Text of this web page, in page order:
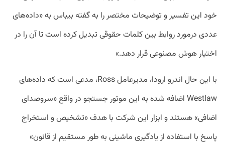
خود این تفسیر و توضیحات مختصر را به گفته بیباس به «داده‌های
عددی درمورد روابط بین کلمات حقوقی تبدیل کرده است تا آن را در
اختیار هوش مصنوعی قرار دهد.»
با این حال اندرو ارودا، مدیرعامل Ross، مدعی است که داده‌های
Westlaw اضافه شده به این موتور جستجو در واقع «سروصدای
اضافی» هستند و ابزار این شرکت با هدف «تشخیص و استخراج
پاسخ با استفاده از یادگیری ماشینی به طور مستقیم از قانون»